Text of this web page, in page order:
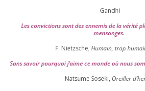
Gandhi
Les convic­tions sont des enne­mis de la véri­té
mensonges.
F. Nietzsche, Humain, trop
Sans savoir pour­quoi j’aime ce monde où nous
Natsume Soseki, Oreiller